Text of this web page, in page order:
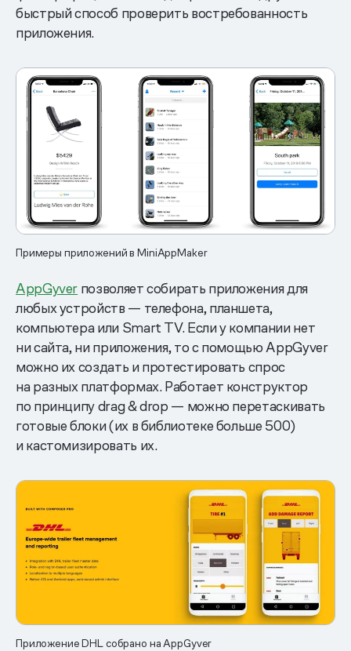
быстрый способ проверить востребованность
приложения.
Примеры приложений в MiniAppMaker
AppGyver позволяет собирать приложения для
любых устройств — телефона, планшета,
компьютера или Smart TV. Если у компании нет
ни сайта, ни приложения, то с помощью AppGyver
можно их создать и протестировать спрос
на разных платформах. Работает конструктор
по принципу drag & drop — можно перетаскивать
готовые блоки (их в библиотеке больше 500)
и кастомизировать их.
Приложение DHL собрано на AppGyver